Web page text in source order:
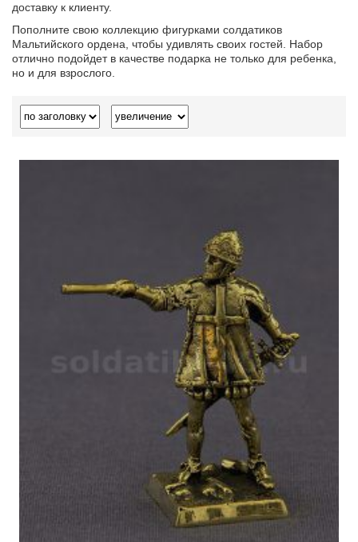
доставку к клиенту.
Пополните свою коллекцию фигурками солдатиков
Мальтийского ордена, чтобы удивлять своих гостей. Набор
отлично подойдет в качестве подарка не только для ребенка,
но и для взрослого.